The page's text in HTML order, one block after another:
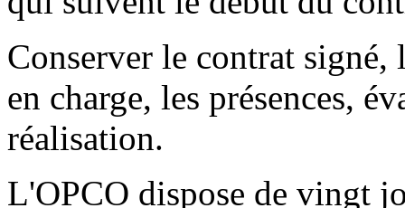
Conserver le contrat signé,
en charge, les présences,
réalisation.
L'OPCO dispose de vingt